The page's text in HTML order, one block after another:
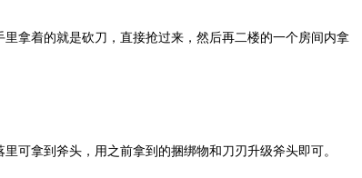
拿着的就是砍刀，直接抢过来，然后再二楼的一个房间内拿
可拿到斧头，用之前拿到的捆绑物和刀刃升级斧头即可。